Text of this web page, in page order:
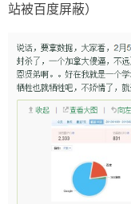
站被百度屏蔽）